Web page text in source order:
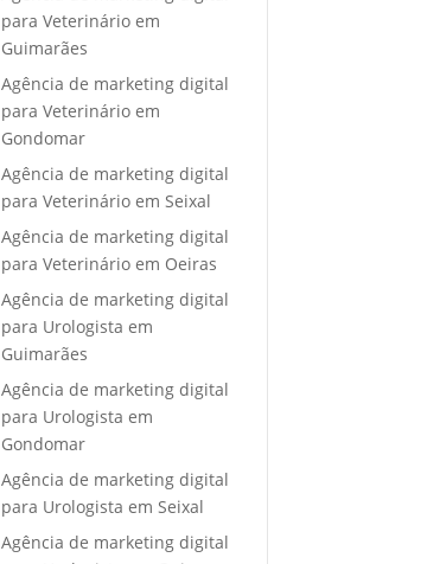
para Veterinário em
Guimarães
Agência de marketing digital
para Veterinário em
Gondomar
Agência de marketing digital
para Veterinário em Seixal
Agência de marketing digital
para Veterinário em Oeiras
Agência de marketing digital
para Urologista em
Guimarães
Agência de marketing digital
para Urologista em
Gondomar
Agência de marketing digital
para Urologista em Seixal
Agência de marketing digital